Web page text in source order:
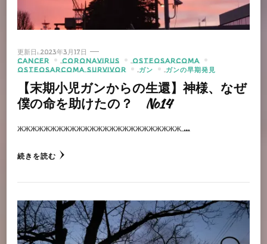
更新日:2023年3月17日
CANCER
CORONAVIRUS
OSTEOSARCOMA
OSTEOSARCOMA SURVIVOR
ガン ガンの早期発見
【末期小児ガンからの生還】神様、なぜ
僕の命を助けたの？ No14
жжжжжжжжжжжжжжжжжжжжжжжжж …
続きを読む